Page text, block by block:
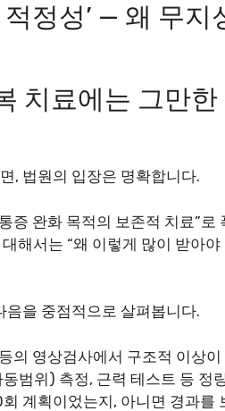
정성’ — 왜 무
치료에는 그만
, 법원의 입장은 명확합니다.
증 완화 목적의 보존적 치료”로
대해서는 “왜 이렇게 많이 받아
음을 중점적으로 살펴봅니다.
의 영상검사에서 구조적 이상
동범위) 측정, 근력 테스트 등 정
계획이었는지, 아니면 경과를